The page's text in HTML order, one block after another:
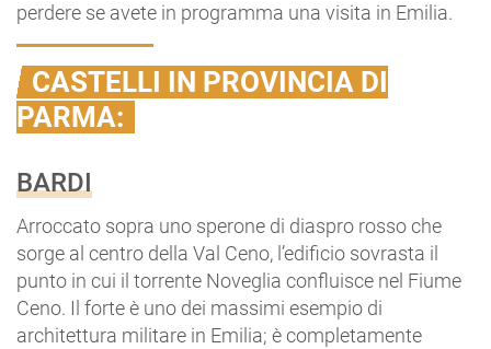
perdere se avete in programma una visita in Emilia.
CASTELLI IN PROVINCIA DI
PARMA:
BARDI
Arroccato sopra uno sperone di diaspro rosso che
sorge al centro della Val Ceno, l’edificio sovrasta il
punto in cui il torrente Noveglia confluisce nel Fiume
Ceno. Il forte è uno dei massimi esempio di
architettura militare in Emilia; è completamente